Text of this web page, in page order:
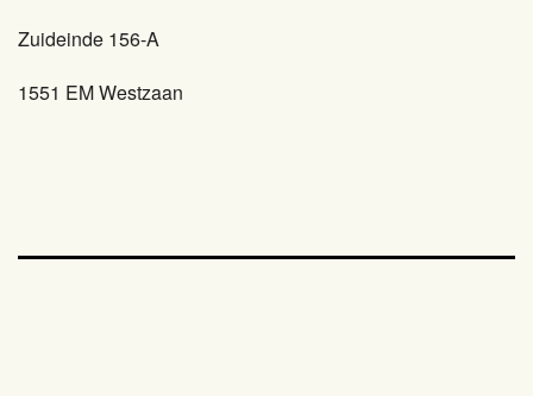
Zuideinde 156-A
1551 EM Westzaan